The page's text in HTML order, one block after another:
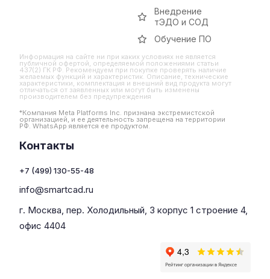
Внедрение
тЭДО и СОД
Обучение ПО
Информация на сайте ни при каких условиях не является
публичной офертой, определяемой положениями статьи
437(2) ГК РФ. Рекомендуем при покупке проверять наличие
желаемых функций и характеристик. Описание, технические
характеристики, комплектация и внешний вид продукта могут
отличаться от заявленных или могут быть изменены
производителем без предупреждения
*Компания Meta Platforms Inc. признана экстремистской
организацией, и ее деятельность запрещена на территории
РФ. WhatsApp является ее продуктом.
Контакты
+7 (499) 130-55-48
info@smartcad.ru
г. Москва, пер. Холодильный, 3 корпус 1 строение 4,
офис 4404